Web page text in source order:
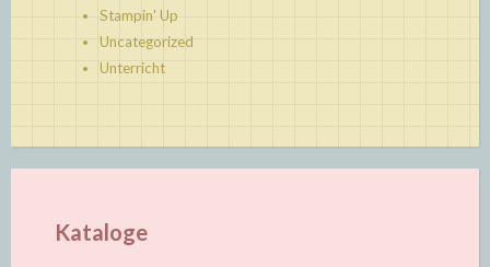
Stampin' Up
Uncategorized
Unterricht
Kataloge